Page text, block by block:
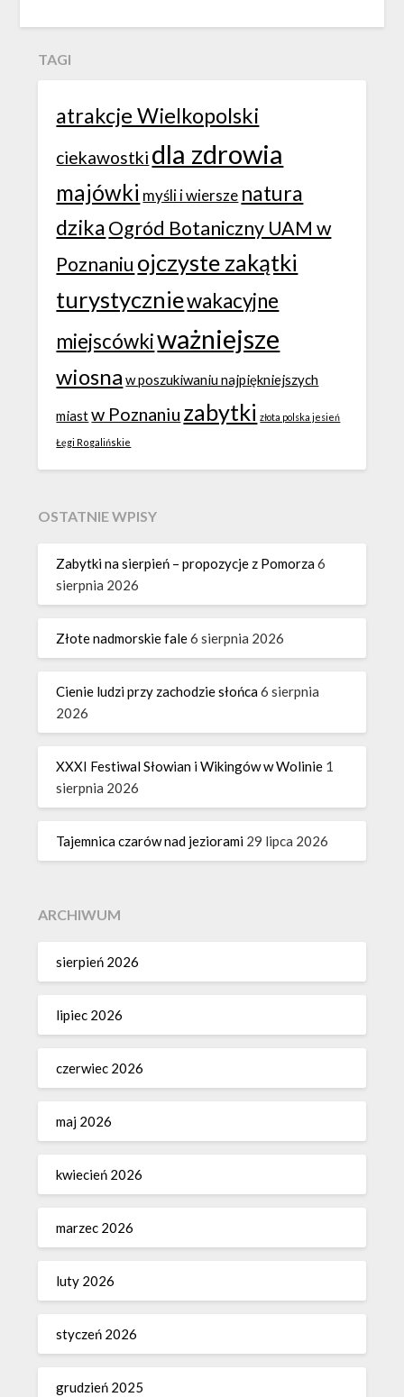
TAGI
atrakcje Wielkopolski
ciekawostki dla zdrowia
majówki myśli i wiersze natura
dzikaOgród Botaniczny UAM w
Poznaniu ojczyste zakątki
turystyczniewakacyjne
miejscówkiważniejsze
wiosna w poszukiwaniu najpiękniejszych
miastw Poznaniu zabytki złota polska jesień
Łęgi Rogalińskie
OSTATNIE WPISY
Zabytki na sierpień – propozycje z Pomorza6
sierpnia 2026
Złote nadmorskie fale6 sierpnia 2026
Cienie ludzi przy zachodzie słońca6 sierpnia
2026
XXXI Festiwal Słowian i Wikingów w Wolinie 1
sierpnia 2026
Tajemnica czarów nad jeziorami 29 lipca 2026
ARCHIWUM
sierpień 2026
lipiec 2026
czerwiec 2026
maj 2026
kwiecień 2026
marzec 2026
luty 2026
styczeń 2026
grudzień 2025